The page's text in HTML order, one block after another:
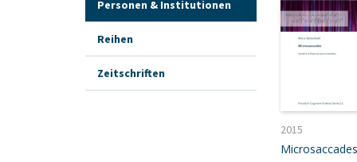
2015
Microsaccades
Personen & Institutionen
Reihen
Zeitschriften